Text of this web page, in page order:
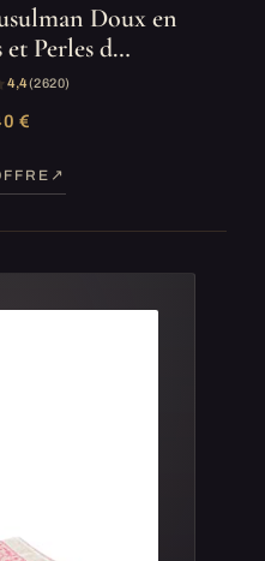
Doux en
et Perles d…
4,4(2 620)
€